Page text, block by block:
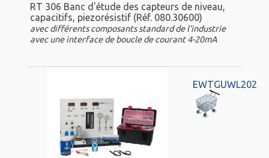
RT 306 Banc d'étude des capteurs de niveau,
capacitifs, piezorésistif (Réf. 080.30600)
avec différents composants standard de l'industrie
avec une interface de boucle de courant 4-20mA
EWTGUWL202